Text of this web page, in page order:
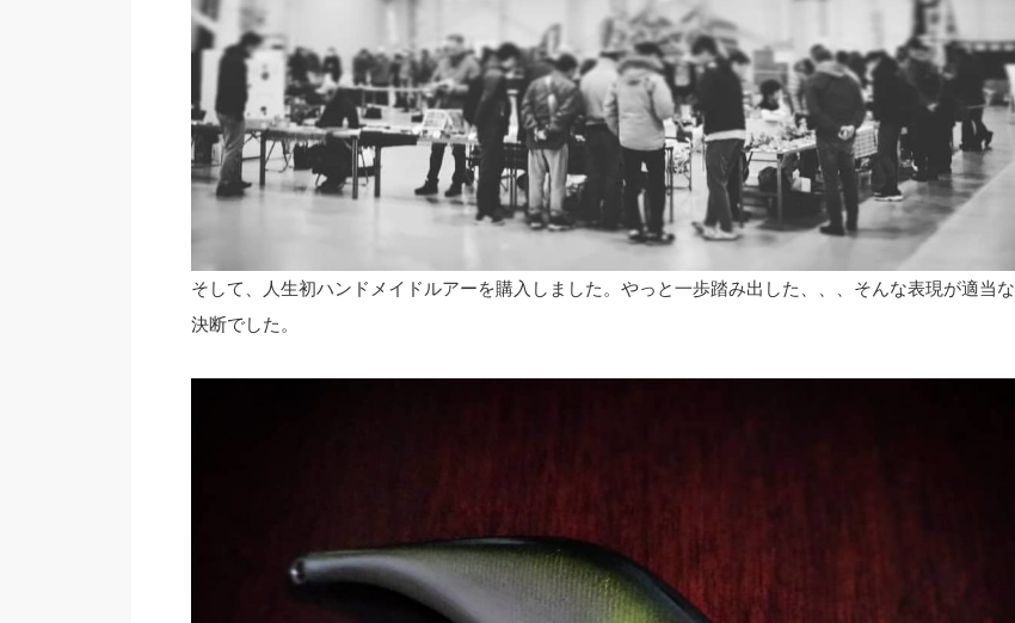
そして、人生初ハンドメイドルアーを購入しました。やっと一歩踏み出した、、、そんな表現が適当な
決断でした。